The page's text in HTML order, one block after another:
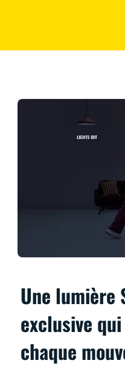
Une lumière
exclusive
chaque